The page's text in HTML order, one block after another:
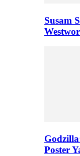
Susam
Poster